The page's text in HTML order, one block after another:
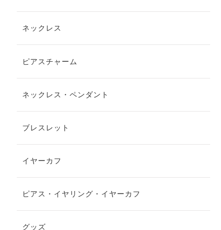
ネックレス
ピアスチャーム
ネックレス・ペンダント
ブレスレット
イヤーカフ
ピアス・イヤリング・イヤーカフ
グッズ